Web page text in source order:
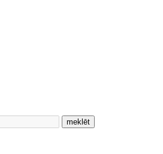
meklēt